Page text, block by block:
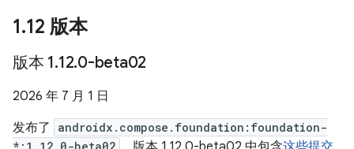
1.12 版本
版本 1.12.0-beta02
2026 年 7 月 1 日
发布了
androidx.compose.foundation:foundation-